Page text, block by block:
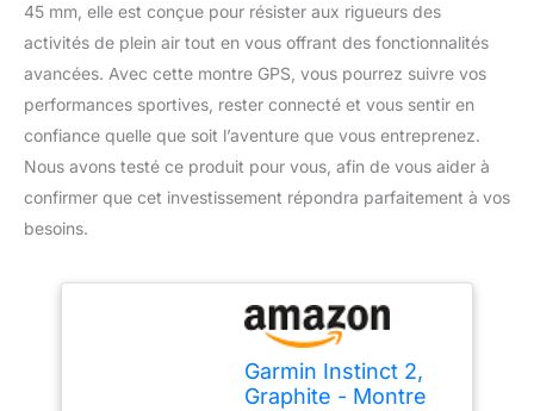
45 mm, elle est conçue pour résister aux rigueurs des
activités de plein air tout en vous offrant des fonctionnalités
avancées. Avec cette montre GPS, vous pourrez suivre vos
performances sportives, rester connecté et vous sentir en
confiance quelle que soit l’aventure que vous entreprenez.
Nous avons testé ce produit pour vous, afin de vous aider à
confirmer que cet investissement répondra parfaitement à vos
besoins.
Garmin Instinct 2,
Graphite - Montre